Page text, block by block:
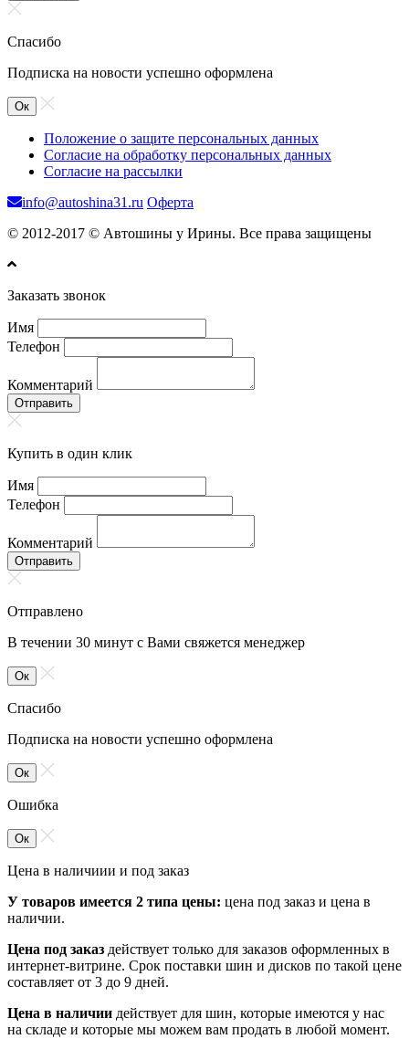
Спасибо
Подписка на новости успешно оформлена
Ок
Положение о защите персональных данных
Согласие на обработку персональных данных
Согласие на рассылки
info@autoshina31.ru Оферта
© 2012-2017 © Автошины у Ирины. Все права защищены
Заказать звонок
Имя
Телефон
Комментарий
Отправить
Купить в один клик
Имя
Телефон
Комментарий
Отправить
Отправлено
В течении 30 минут с Вами свяжется менеджер
Ок
Спасибо
Подписка на новости успешно оформлена
Ок
Ошибка
Ок
Цена в наличиии и под заказ
У товаров имеется 2 типа цены: цена под заказ и цена в
наличии.
Цена под заказ действует только для заказов оформленных в
интернет-витрине. Срок поставки шин и дисков по такой цене
составляет от 3 до 9 дней.
Цена в наличии действует для шин, которые имеются у нас
на складе и которые мы можем вам продать в любой момент.